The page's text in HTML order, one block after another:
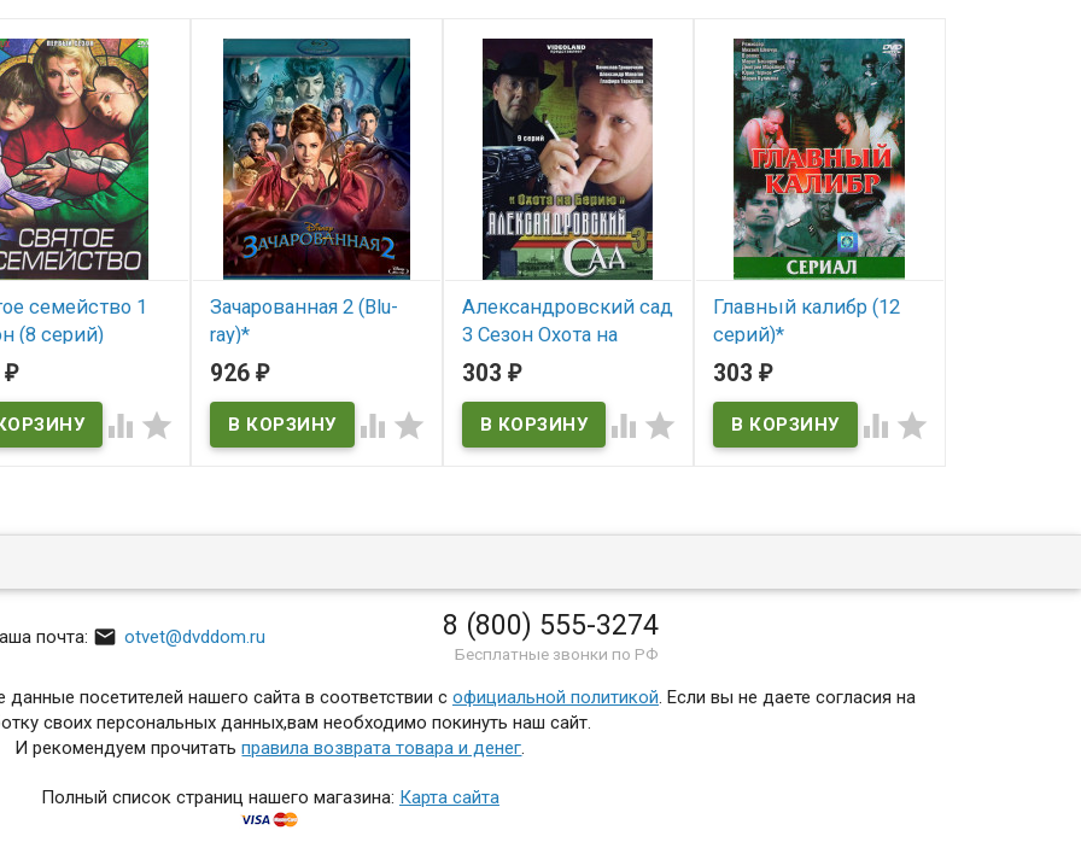
семейство 1
(8 серий)
₽
 
Зачарованная 2 (Blu-
ray)*
В наличии
926₽
 
Александровский сад
3 Сезон Охота на
Берию (9 серий)*
В наличии
303 ₽
 
Главный калибр (12
серий)*
В наличии
303₽
 
почта:  otvet@dvddom.ru 8 (800) 555-3274
Бесплатные звонки по РФ
посетителей нашего сайта в соответствии с официальной политикой. Если вы не даете согласия на
своих персональных данных,вам необходимо покинуть наш сайт.
И рекомендуем прочитатьправила возврата товара и денег.
Полный список страниц нашего магазина: Карта сайта